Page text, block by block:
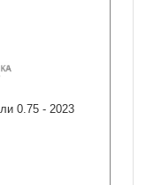
0.75 - 2023